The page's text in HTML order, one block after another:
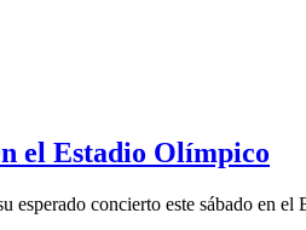
el Estadio Olímpico
concierto este sábado en